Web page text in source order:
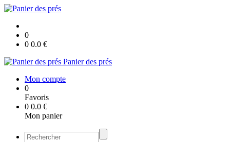
0
0 0.0 €
Panier des prés
Mon compte
0
Favoris
0 0.0 €
Mon panier